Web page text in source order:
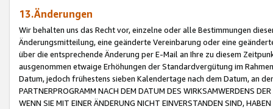
13.Änderungen
Wir behalten uns das Recht vor, einzelne oder alle Bestimmungen
Änderungsmitteilung, eine geänderte Vereinbarung oder eine
über die entsprechende Änderung per E-Mail an Ihre zu diesem
ausgenommen etwaige Erhöhungen der Standardvergütung im
Datum, jedoch frühestens sieben Kalendertage nach dem Datum, an
PARTNERPROGRAMM NACH DEM DATUM DES WIRKSAMWERDENS
WENN SIE MIT EINER ÄNDERUNG NICHT EINVERSTANDEN SIND,